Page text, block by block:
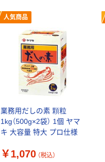
人気商品
業務用だしの素 顆粒
1kg（500g×2袋） 1個 ヤマ
キ 大容量 特大 プロ仕様
￥1,070 （税込）
エスワン（OS-1）
￥159~ （税込）